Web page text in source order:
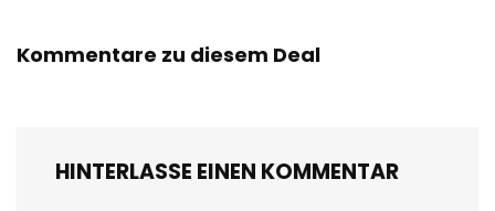
Kommentare zu diesem Deal
HINTERLASSE EINEN KOMMENTAR